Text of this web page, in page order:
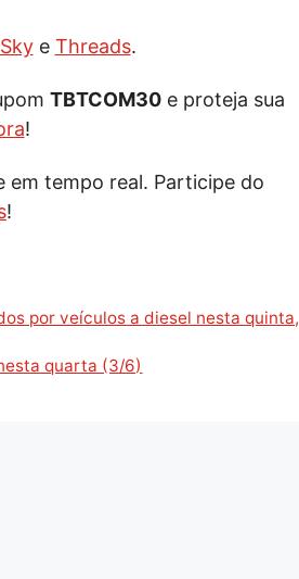
e Threads.
TBTCOM30e proteja sua
!
em tempo real. Participe do
!
por veículos a diesel nesta quinta,
quarta (3/6)